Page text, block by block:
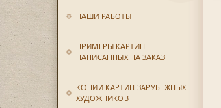
НАШИ РАБОТЫ
ПРИМЕРЫ КАРТИН
НАПИСАННЫХ НА ЗАКАЗ
КОПИИ КАРТИН ЗАРУБЕЖНЫХ
ХУДОЖНИКОВ